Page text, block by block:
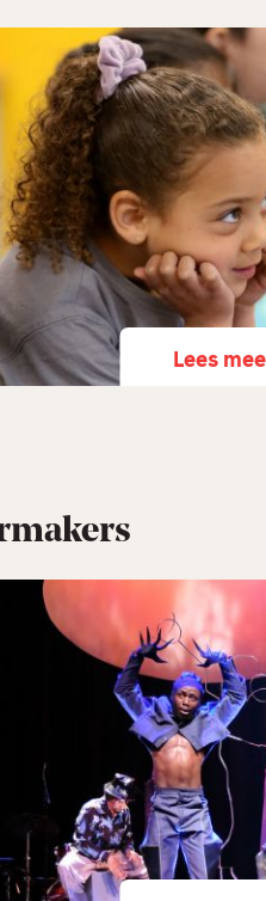
en jongeren
en zelfverzekerde
we hét landelijke
artistiek
en organiseren
is onderdeel van
van jeugd- en
basisscholen en
door
na de Dam.